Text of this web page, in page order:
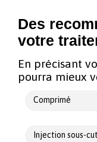
Des
votre
En précisant
pourra mieux
Comprimé
Injection sous-